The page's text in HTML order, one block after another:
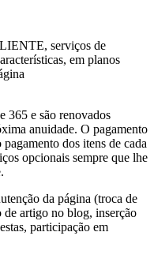
serviços de
em planos
365 e são renovados
anuidade. O pagamento
dos itens de cada
opcionais sempre que lhe
da página (troca de
de artigo no blog, inserção
participação em